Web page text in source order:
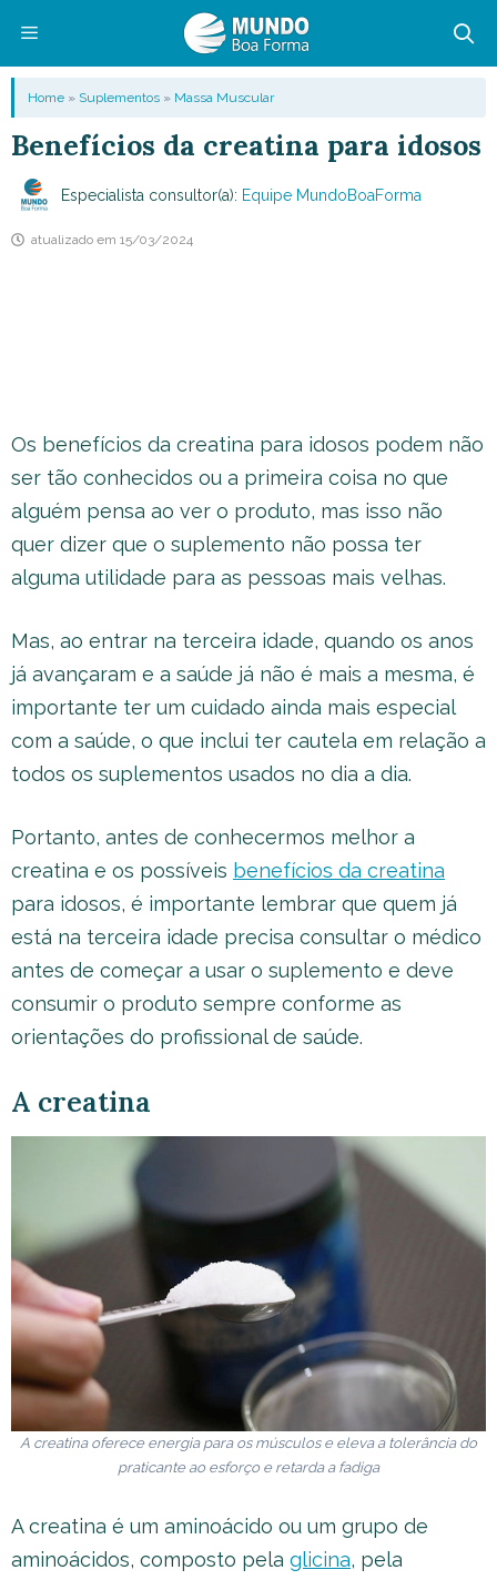
conteúdo
Menu
Home » Suplementos » Massa Muscular
Benefícios da creatina para idosos
Especialista consultor(a): Equipe MundoBoaForma
atualizado em 15/03/2024
Os benefícios da creatina para idosos podem não
ser tão conhecidos ou a primeira coisa no que
alguém pensa ao ver o produto, mas isso não
quer dizer que o suplemento não possa ter
alguma utilidade para as pessoas mais velhas.
Mas, ao entrar na terceira idade, quando os anos
já avançaram e a saúde já não é mais a mesma, é
importante ter um cuidado ainda mais especial
com a saúde, o que inclui ter cautela em relação a
todos os suplementos usados no dia a dia.
Portanto, antes de conhecermos melhor a
creatina e os possíveis benefícios da creatina
para idosos, é importante lembrar que quem já
está na terceira idade precisa consultar o médico
antes de começar a usar o suplemento e deve
consumir o produto sempre conforme as
orientações do profissional de saúde.
A creatina
A creatina oferece energia para os músculos e eleva a tolerância do
praticante ao esforço e retarda a fadiga
A creatina é um aminoácido ou um grupo de
aminoácidos, composto pela glicina, pela